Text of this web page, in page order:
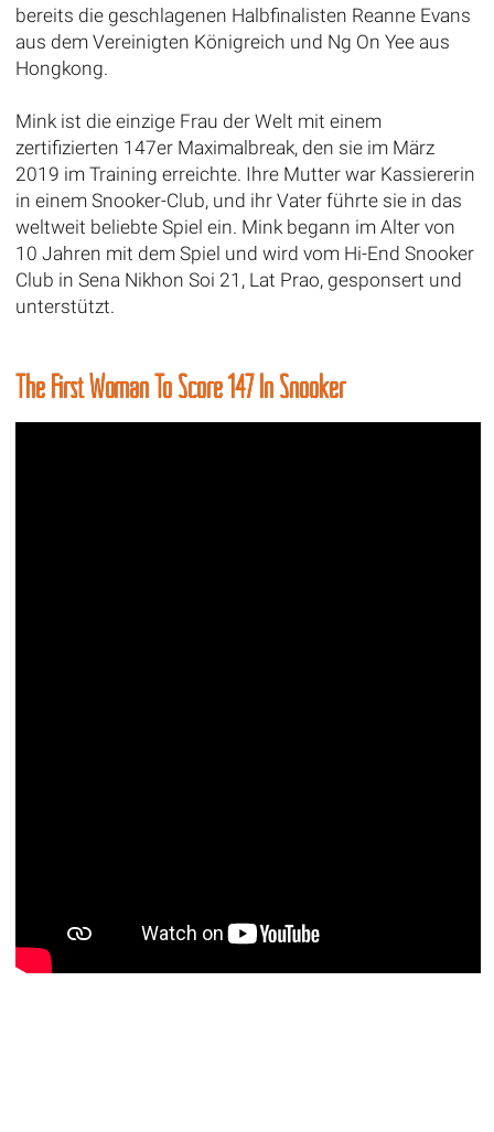
bereits die geschlagenen Halbfinalisten Reanne Evans
aus dem Vereinigten Königreich und Ng On Yee aus
Hongkong.
Mink ist die einzige Frau der Welt mit einem
zertifizierten 147er Maximalbreak, den sie im März
2019 im Training erreichte. Ihre Mutter war Kassiererin
in einem Snooker-Club, und ihr Vater führte sie in das
weltweit beliebte Spiel ein. Mink begann im Alter von
10 Jahren mit dem Spiel und wird vom Hi-End Snooker
Club in Sena Nikhon Soi 21, Lat Prao, gesponsert und
unterstützt.
The First Woman To Score 147 In Snooker